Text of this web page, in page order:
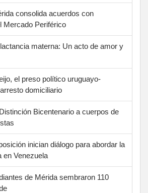
consolida acuerdos con
Mercado Periférico
materna: Un acto de amor y
el preso político uruguayo-
domiciliario
Bicentenario a cuerpos de
inician diálogo para abordar la
en Venezuela
de Mérida sembraron 110